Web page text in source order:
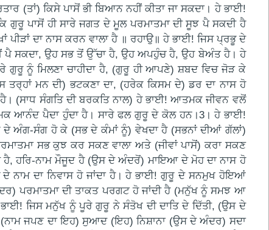
(ਤਾਂ) ਕਿਸੇ ਪਾਸੋਂ ਭੀ ਬਿਆਨ ਨਹੀਂ ਕੀਤਾ ਜਾ ਸਕਦਾ। ਹੇ ਭਾਈ!
ਗੁਰੂ ਪਾਸੋਂ ਹੀ ਸਾਰੇ ਜਗਤ ਦੇ ਮੂਲ ਪਰਮਾਤਮਾ ਦੀ ਸੂਝ ਪੈ ਸਕਦੀ ਹੈ
ਦਾ ਨਾਸ ਕਰਨ ਵਾਲਾ ਹੈ ॥ ਰਹਾਉ॥ ਹੇ ਭਾਈ! ਜਿਸ ਪ੍ਰਭੂ ਦੇ
ਪੈ ਸਕਦਾ, ਉਹ ਸਭ ਤੋਂ ਉੱਚਾ ਹੈ, ਉਹ ਅਪਹੁੰਚ ਹੈ, ਉਹ ਬੇਅੰਤ ਹੈ। ਹੇ
ਗੁਰੂ ਨੂੰ ਮਿਲਣਾ ਚਾਹੀਦਾ ਹੈ, (ਗੁਰੂ ਹੀ ਆਪਣੇ) ਸ਼ਬਦ ਵਿਚ ਜੋੜ ਕੇ
ਤਰ੍ਹਾਂ ਮਨ ਦੀ) ਭਟਕਣਾ ਦਾ, (ਹਰੇਕ ਕਿਸਮ ਦੇ) ਡਰ ਦਾ ਨਾਸ ਹੋ
ਹੈ। (ਸਾਧ ਸੰਗਤਿ ਦੀ ਬਰਕਤਿ ਨਾਲ) ਹੇ ਭਾਈ! ਆਤਮਕ ਜੀਵਨ ਵਲੋਂ
ਆਨੰਦ ਪੈਦਾ ਹੁੰਦਾ ਹੈ। ਸਾਰੇ ਫਲ ਗੁਰੂ ਦੇ ਕੋਲ ਹਨ।3। ਹੇ ਭਾਈ!
ਦੇ ਅੰਗ-ਸੰਗ ਹੋ ਕੇ (ਸਭ ਦੇ ਕੰਮਾਂ ਨੂੰ) ਵੇਖਦਾ ਹੈ (ਸਭਨਾਂ ਦੀਆਂ ਗੱਲਾਂ)
ਸਭ ਕੁਝ ਕਰ ਸਕਣ ਵਾਲਾ ਅਤੇ (ਜੀਵਾਂ ਪਾਸੋਂ) ਕਰਾ ਸਕਣ
ਹੈ, ਹਰਿ-ਨਾਮ ਮੌਜੂਦ ਹੈ (ਉਸ ਦੇ ਅੰਦਰੋਂ) ਮਾਇਆ ਦੇ ਮੋਹ ਦਾ ਨਾਸ ਹੋ
ਨਾਮ ਦਾ ਨਿਵਾਸ ਹੋ ਜਾਂਦਾ ਹੈ। ਹੇ ਭਾਈ! ਗੁਰੂ ਦੇ ਸਨਮੁਖ ਹੋਇਆਂ
ਪਰਮਾਤਮਾ ਦੀ ਤਾਕਤ ਪਰਗਟ ਹੋ ਜਾਂਦੀ ਹੈ (ਮਨੁੱਖ ਨੂੰ ਸਮਝ ਆ
ਜਿਸ ਮਨੁੱਖ ਨੂੰ ਪੂਰੇ ਗੁਰੂ ਨੇ ਸੰਤੋਖ ਦੀ ਦਾਤਿ ਦੇ ਦਿੱਤੀ, (ਉਸ ਦੇ
(ਨਾਮ ਜਪਣ ਦਾ ਇਹ) ਸੁਆਦ (ਇਹ) ਨਿਸ਼ਾਨਾ (ਉਸ ਦੇ ਅੰਦਰ) ਸਦਾ